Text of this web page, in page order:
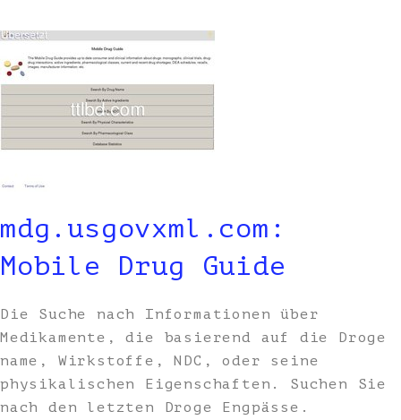
mdg.usgovxml.com:
Mobile Drug Guide
Die Suche nach Informationen über
Medikamente, die basierend auf die Droge
name, Wirkstoffe, NDC, oder seine
physikalischen Eigenschaften. Suchen Sie
nach den letzten Droge Engpässe.